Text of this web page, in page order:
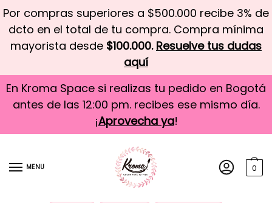
Por compras superiores a $500.000 recibe 3% de
dcto en el total de tu compra. Compra mínima
mayorista desde $100.000. Resuelve tus dudas
aquí
En Kroma Space si realizas tu pedido en Bogotá
antes de las 12:00 pm. recibes ese mismo día.
¡Aprovecha ya!
MENU 0